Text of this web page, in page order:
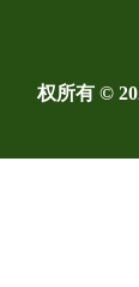
权所有 ©